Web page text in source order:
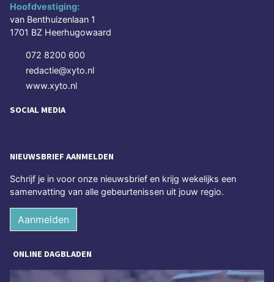
Hoofdvestiging:
van Benthuizenlaan 1
1701 BZ Heerhugowaard
072 8200 600
redactie@xyto.nl
www.xyto.nl
SOCIAL MEDIA
NIEUWSBRIEF AANMELDEN
Schrijf je in voor onze nieuwsbrief en krijg wekelijks een
samenvatting van alle gebeurtenissen uit jouw regio.
Aanmelden
ONLINE DAGBLADEN